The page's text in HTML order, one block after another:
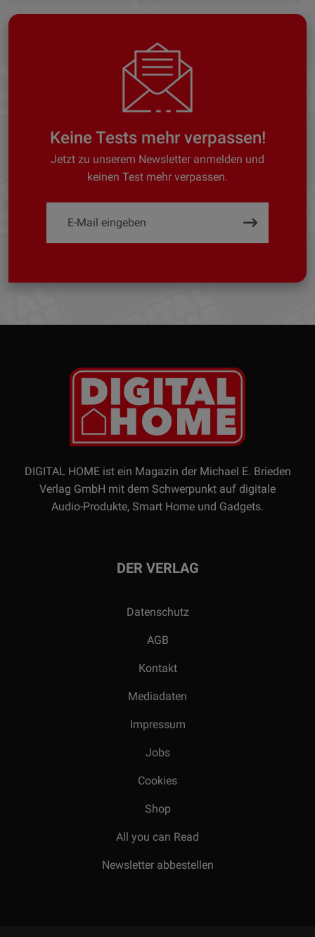
Keine Tests mehr verpassen!
Jetzt zu unserem Newsletter anmelden und
keinen Test mehr verpassen.
DIGITAL HOME ist ein Magazin der Michael E. Brieden
Verlag GmbH mit dem Schwerpunkt auf digitale
Audio-Produkte, Smart Home und Gadgets.
DER VERLAG
Datenschutz
AGB
Kontakt
Mediadaten
Impressum
Jobs
Cookies
Shop
All you can Read
Newsletter abbestellen